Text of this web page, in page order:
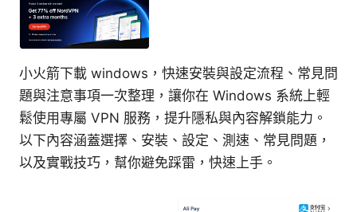
小火箭下載 windows，快速安裝與設定流程、常見問
題與注意事項一次整理，讓你在 Windows 系統上輕
鬆使用專屬 VPN 服務，提升隱私與內容解鎖能力。
以下內容涵蓋選擇、安裝、設定、測速、常見問題，
以及實戰技巧，幫你避免踩雷，快速上手。